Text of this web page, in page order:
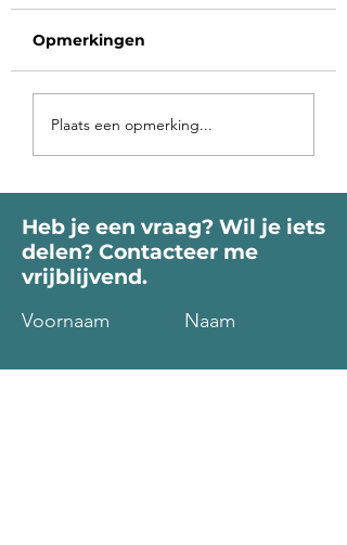
Voorbij de poort
roept je Ziel
Opmerkingen
Plaats een opmerking...
Heb je een vraag? Wil je iets
delen? Contacteer me
vrijblijvend.
Voornaam Naam